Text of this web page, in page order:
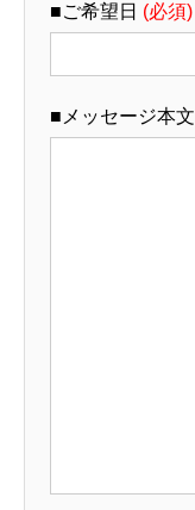
■ご希望日 (必須)
■メッセージ本文